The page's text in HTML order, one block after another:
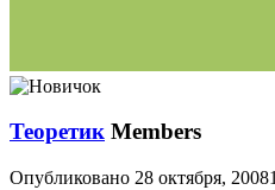
Теоретик Members
Опубликовано 28 октября, 2008